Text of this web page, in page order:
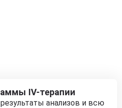
IV-терапии
анализов и всю